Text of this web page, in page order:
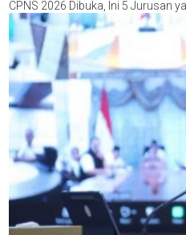
CPNS 2026 Dibuka, Ini 5 Jurusan